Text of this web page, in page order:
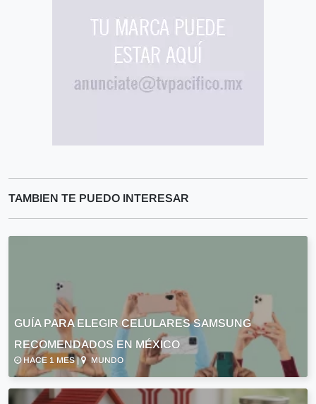
TAMBIEN TE PUEDO INTERESAR
GUÍA PARA ELEGIR CELULARES SAMSUNG
RECOMENDADOS EN MÉXICO
HACE 1 MES | MUNDO